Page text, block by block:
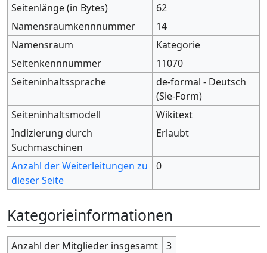
Seitenlänge (in Bytes)
62
Namensraumkennnummer
14
Namensraum
Kategorie
Seitenkennnummer
11070
Seiteninhaltssprache
de-formal - Deutsch
(Sie-Form)
Seiteninhaltsmodell
Wikitext
Indizierung durch
Suchmaschinen
Erlaubt
Anzahl der Weiterleitungen zu
dieser Seite
0
Kategorieinformationen
Anzahl der Mitglieder insgesamt
3